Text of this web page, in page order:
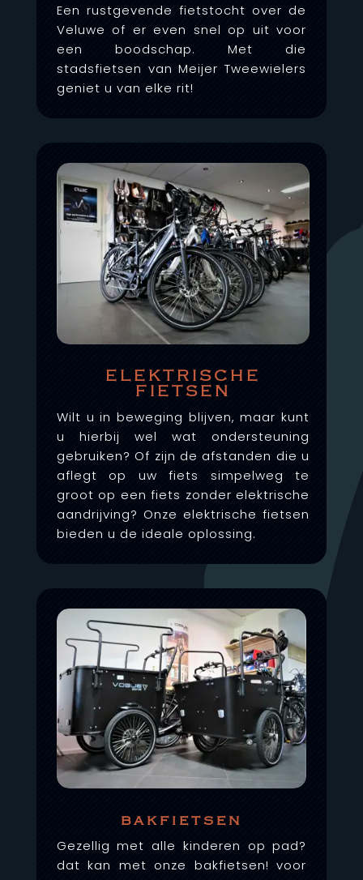
Een rustgevende fietstocht over de
Veluwe of er even snel op uit voor
een boodschap. Met die
stadsfietsen van Meijer Tweewielers
geniet u van elke rit!
ELEKTRISCHE
FIETSEN
Wilt u in beweging blijven, maar kunt
u hierbij wel wat ondersteuning
gebruiken? Of zijn de afstanden die u
aflegt op uw fiets simpelweg te
groot op een fiets zonder elektrische
aandrijving? Onze elektrische fietsen
bieden u de ideale oplossing.
bakfietsen
Gezellig met alle kinderen op pad?
dat kan met onze bakfietsen! voor